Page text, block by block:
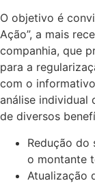
O objetivo é
Ação”, a mais
companhia, que
para a
com o
análise individual
de diversos
Redução do
o montante
Atualização